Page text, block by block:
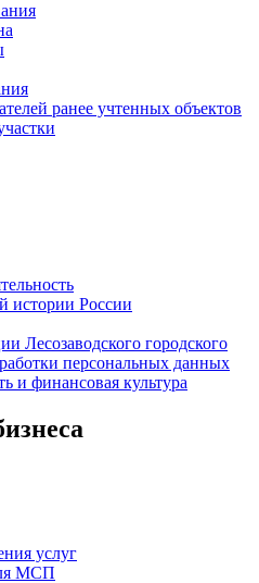
ранее учтенных объектов
истории России
Лесозаводского городского
персональных данных
и финансовая культура
услуг
МСП